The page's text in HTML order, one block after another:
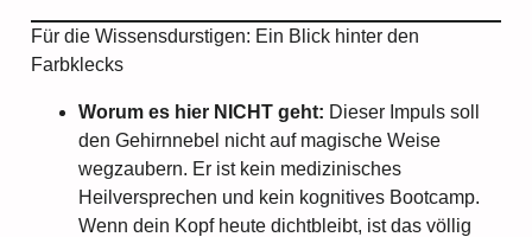
Für die Wissensdurstigen: Ein Blick hinter den
Farbklecks
Worum es hier NICHT geht: Dieser Impuls soll
den Gehirnnebel nicht auf magische Weise
wegzaubern. Er ist kein medizinisches
Heilversprechen und kein kognitives Bootcamp.
Wenn dein Kopf heute dichtbleibt, ist das völlig